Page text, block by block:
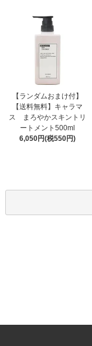
【ランダムおまけ付】
【送料無料】キャラマ
ス まろやかスキントリ
ートメント500ml
6,050円(税550円)